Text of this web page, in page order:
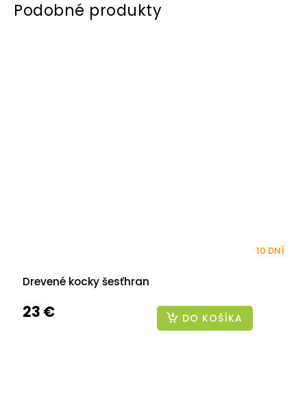
Drevené kocky šesťhran
10 DNÍ
23 € DO KOŠÍKA